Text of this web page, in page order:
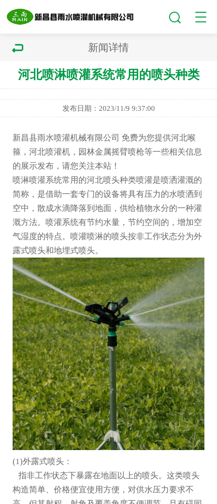
新闻详情
河北喷淋喷灌系统常用的喷头种类
发布日期：2023/11/9 9:37:00
新昌县雨水喷灌机械有限公司 免费为您提供河北喉
箍 ，河北喷灌机，园林金属摇臂喷枪等一些相关信息
的展示发布，请您关注本站！
喷淋喷灌系统常用的河北喷头种类喷灌是喷洒灌溉的
简称，是借助一套专门的设备将具有压力的水喷洒到
空中，散成水滴降落到地面，供给植物水分的一种灌
溉方法。喷灌系统有节约水量，节约空间的，增加空
气湿度的特点。喷灌喷淋的喷头按非工作状态分为外
露式喷头和地埋式喷头。
(1)外露式喷头：
指非工作状态下暴露在地面以上的喷头。这类喷头
构造简单、价格便宜使用方便，对供水压力要求不